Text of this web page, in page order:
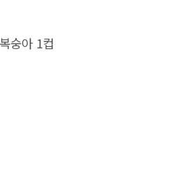
숭아1컵